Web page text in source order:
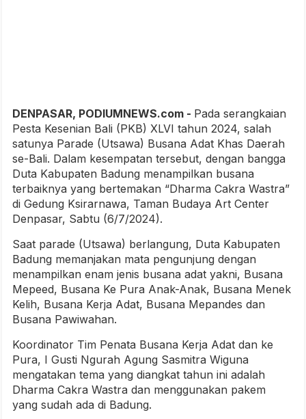
DENPASAR, PODIUMNEWS.com - Pada serangkaian
Pesta Kesenian Bali (PKB) XLVI tahun 2024, salah
satunya Parade (Utsawa) Busana Adat Khas Daerah
se-Bali. Dalam kesempatan tersebut, dengan bangga
Duta Kabupaten Badung menampilkan busana
terbaiknya yang bertemakan “Dharma Cakra Wastra”
di Gedung Ksirarnawa, Taman Budaya Art Center
Denpasar, Sabtu (6/7/2024).
Saat parade (Utsawa) berlangung, Duta Kabupaten
Badung memanjakan mata pengunjung dengan
menampilkan enam jenis busana adat yakni, Busana
Mepeed, Busana Ke Pura Anak-Anak, Busana Menek
Kelih, Busana Kerja Adat, Busana Mepandes dan
Busana Pawiwahan.
Koordinator Tim Penata Busana Kerja Adat dan ke
Pura, I Gusti Ngurah Agung Sasmitra Wiguna
mengatakan tema yang diangkat tahun ini adalah
Dharma Cakra Wastra dan menggunakan pakem
yang sudah ada di Badung.